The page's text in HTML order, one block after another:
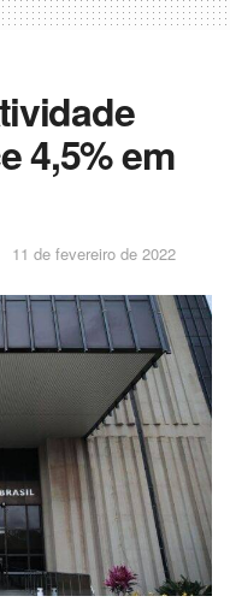
4,5% em
11 de fevereiro de 2022